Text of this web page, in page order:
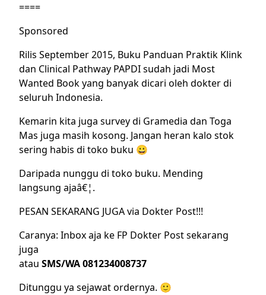
====
Sponsored
Rilis September 2015, Buku Panduan Praktik Klink
dan Clinical Pathway PAPDI sudah jadi Most
Wanted Book yang banyak dicari oleh dokterdi
seluruh Indonesia.
Kemarin kita juga survey di Gramedia dan Toga
Mas juga masih kosong. Jangan heran kalo stok
sering habis di toko buku 😀
Daripada nunggu di toko buku. Mending
langsung ajaâ€¦.
PESAN SEKARANG JUGA via Dokter Post!!!
Caranya: Inbox aja ke FP Dokter Postsekarang
juga
atau SMS/WA081234008737
Ditunggu ya sejawat ordernya. 🙂